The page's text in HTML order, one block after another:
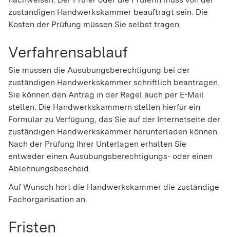
zuständigen Handwerkskammer beauftragt sein. Die
Kosten der Prüfung müssen Sie selbst tragen.
Verfahrensablauf
Sie müssen die Ausübungsberechtigung bei der
zuständigen Handwerkskammer schriftlich beantragen.
Sie können den Antrag in der Regel auch per E-Mail
stellen. Die Handwerkskammern stellen hierfür ein
Formular zu Verfügung, das Sie auf der Internetseite der
zuständigen Handwerkskammer herunterladen können.
Nach der Prüfung Ihrer Unterlagen erhalten Sie
entweder einen Ausübungsberechtigungs- oder einen
Ablehnungsbescheid.
Auf Wunsch hört die Handwerkskammer die zuständige
Fachorganisation an.
Fristen